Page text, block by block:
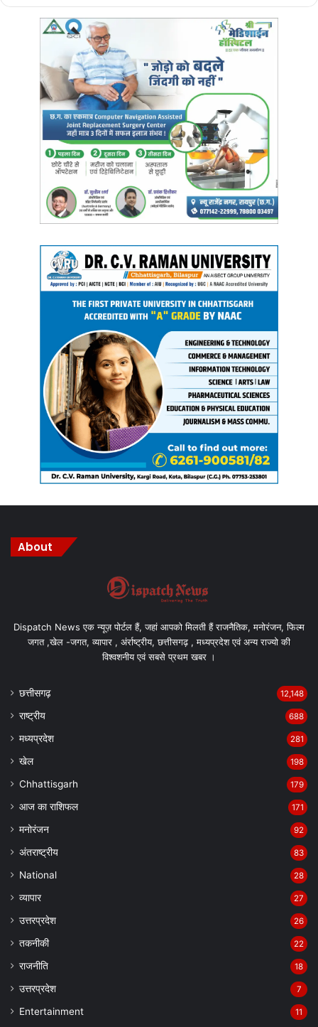
About
Dispatch News एक न्यूज़ पोर्टल हैं, जहां आपको मिलती हैं राजनैतिक, मनोरंजन, फिल्म
जगत ,खेल -जगत, व्यापार , अंर्राष्ट्रीय, छत्तीसगढ़ , मध्यप्रदेश एवं अन्य राज्यो की
विश्वशनीय एवं सबसे प्रथम खबर ।
छत्तीसगढ़ 12,148
राष्ट्रीय 688
मध्यप्रदेश 281
खेल 198
Chhattisgarh 179
आज का राशिफल 171
मनोरंजन 92
अंतराष्ट्रीय 83
National 28
व्यापार 27
उत्तरप्रदेश 26
तकनीकी 22
राजनीति 18
उत्तरप्रदेश 7
Entertainment 11